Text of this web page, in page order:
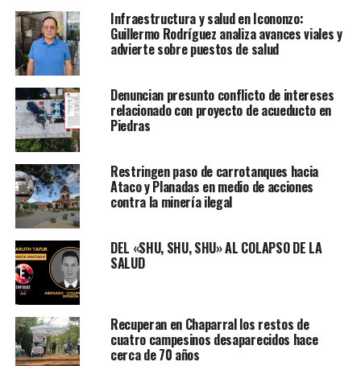
Infraestructura y salud en Icononzo:
Guillermo Rodríguez analiza avances viales y
advierte sobre puestos de salud
Denuncian presunto conflicto de intereses
relacionado con proyecto de acueducto en
Piedras
Restringen paso de carrotanques hacia
Ataco y Planadas en medio de acciones
contra la minería ilegal
DEL «SHU, SHU, SHU» AL COLAPSO DE LA
SALUD
Recuperan en Chaparral los restos de
cuatro campesinos desaparecidos hace
cerca de 70 años